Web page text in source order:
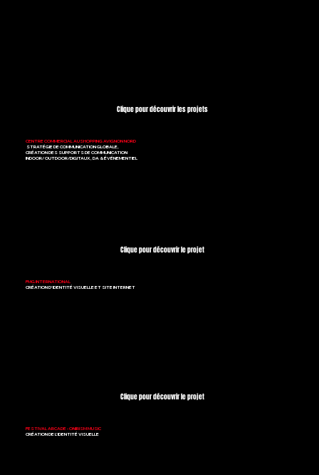
Clique pour découvrir les projets
CENTRE COMMERCIAL AUSHOPPING AVIGNON NORD
STRATÉGIE DE COMMUNICATION GLOBALE,
CRÉATION DES SUPPORTS DE COMMUNICATION
INDOOR/ OUTDOOR/DIGITAUX, DA & ÉVÉNEMENTIEL
Clique pour découvrir le projet
FMG INTERNATIONAL
CRÉATION D'IDENTITÉ VISUELLE ET SITE INTERNET
Clique pour découvrir le projet
FESTIVAL ARCADE - ONIRISM MUSIC
CRÉATION DE L'IDENTITÉ VISUELLE